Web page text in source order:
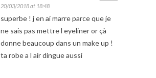
20/03/2018 at 18:48
superbe ! j en ai marre parce que je
ne sais pas mettre l eyeliner or çà
donne beaucoup dans un make up !
ta robe a l air dingue aussi